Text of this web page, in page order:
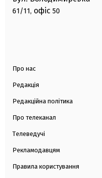
61/11, офіс 50
Про нас
Редакція
Редакційна політика
Про телеканал
Телеведучі
Рекламодавцям
Правила користування